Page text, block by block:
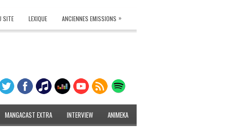
SITE LEXIQUE ANCIENNES EMISSIONS »
MANGACAST EXTRA INTERVIEW ANIMEKA